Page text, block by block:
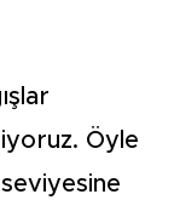
Öyle
seviyesine